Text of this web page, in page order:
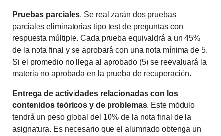
Pruebas parciales. Se realizarán dos pruebas
parciales eliminatorias tipo test de preguntas con
respuesta múltiple. Cada prueba equivaldrá a un 45%
de la nota final y se aprobará con una nota mínima de 5.
Si el promedio no llega al aprobado (5) se reevaluará la
materia no aprobada en la prueba de recuperación.
Entrega de actividades relacionadas con los
contenidos teóricos y de problemas. Este módulo
tendrá un peso global del 10% de la nota final de la
asignatura. Es necesario que el alumnado obtenga un